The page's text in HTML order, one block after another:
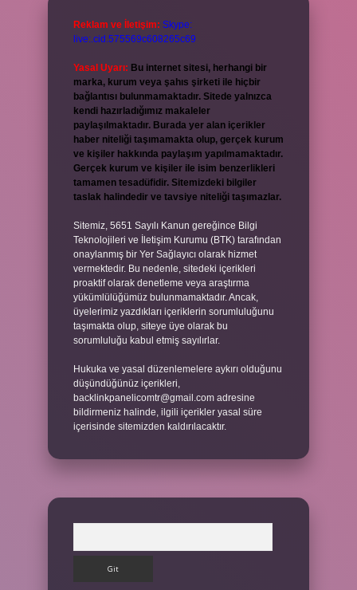
Reklam ve İletişim: Skype:
live:.cid.575569c608265c69
Yasal Uyarı: Bu internet sitesi, herhangi bir
marka, kurum veya şahıs şirketi ile hiçbir
bağlantısı bulunmamaktadır. Sitede yalnızca
kendi hazırladığımız makaleler
paylaşılmaktadır. Burada yer alan içerikler
haber niteliği taşımamakta olup, gerçek kurum
ve kişiler hakkında paylaşım yapılmamaktadır.
Gerçek kurum ve kişiler ile isim benzerlikleri
tamamen tesadüfidir. Sitemizdeki bilgiler
taslak halindedir ve tavsiye niteliği taşımazlar.
Sitemiz, 5651 Sayılı Kanun gereğince Bilgi
Teknolojileri ve İletişim Kurumu (BTK) tarafından
onaylanmış bir Yer Sağlayıcı olarak hizmet
vermektedir. Bu nedenle, sitedeki içerikleri
proaktif olarak denetleme veya araştırma
yükümlülüğümüz bulunmamaktadır. Ancak,
üyelerimiz yazdıkları içeriklerin sorumluluğunu
taşımakta olup, siteye üye olarak bu
sorumluluğu kabul etmiş sayılırlar.
Hukuka ve yasal düzenlemelere aykırı olduğunu
düşündüğünüz içerikleri,
backlinkpanelicomtr@gmail.com adresine
bildirmeniz halinde, ilgili içerikler yasal süre
içerisinde sitemizden kaldırılacaktır.